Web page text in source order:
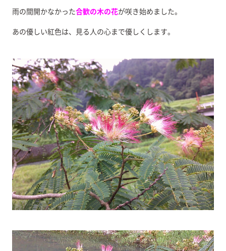
雨の間開かなかった合歓の木の花が咲き始めました。
あの優しい紅色は、見る人の心まで優しくします。